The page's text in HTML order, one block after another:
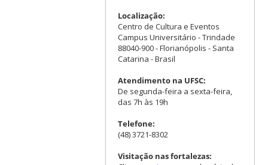
Localização:
Centro de Cultura e Eventos
Campus Universitário - Trindade
88040-900 - Florianópolis - Santa
Catarina - Brasil
Atendimento na UFSC:
De segunda-feira a sexta-feira,
das 7h às 19h
Telefone:
(48) 3721-8302
Visitação nas fortalezas: